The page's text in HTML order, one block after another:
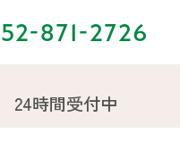
871-2726
24時間受付中